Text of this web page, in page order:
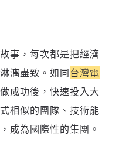
事，每次都是把經濟
漓盡致。如同台灣電
成功後，快速投入大
相似的團隊、技術能
成為國際性的集團。